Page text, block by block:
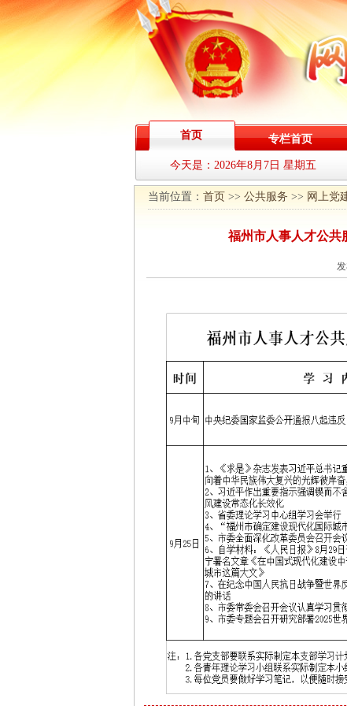
首页 专栏首页
今天是： 2026年8月7日 星期五
当前位置： 首页 >> 公共服务 >> 网上党
福州市人事人才公共